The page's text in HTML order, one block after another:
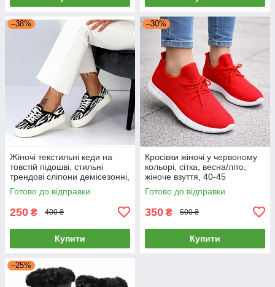
–38%
Жіночі текстильні кеди на
товстій підошві, стильні
трендові сліпони демісезонні,
чорні-білі, 36-41
Готово до відправки
250 ₴ 400 ₴
Купити
–30%
Кросівки жіночі у червоному
кольорі, сітка, весна/літо,
жіноче взуття, 40-45
Готово до відправки
350 ₴ 500 ₴
Купити
–25%